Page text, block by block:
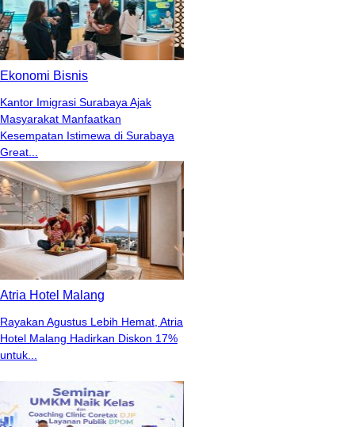
Ekonomi Bisnis
Kantor Imigrasi Surabaya Ajak
Masyarakat Manfaatkan
Kesempatan Istimewa di Surabaya
Great...
Atria Hotel Malang
Rayakan Agustus Lebih Hemat, Atria
Hotel Malang Hadirkan Diskon 17%
untuk...